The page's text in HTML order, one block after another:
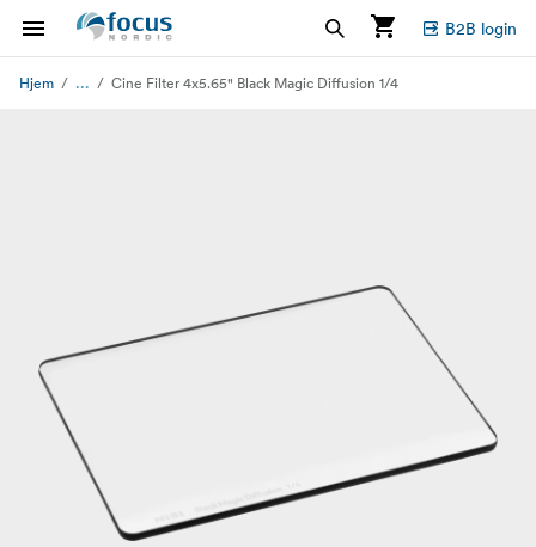
B2B login
Hjem ... Cine Filter 4x5.65" Black Magic Diffusion 1/4